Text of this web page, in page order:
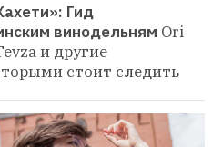
Гид
винодельням Ori
и другие
стоит следить